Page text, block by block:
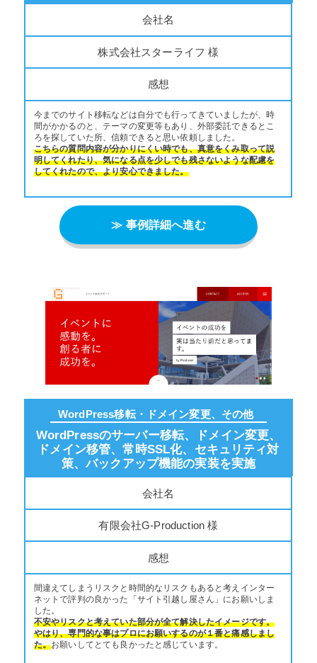
会社名
株式会社スターライフ 様
感想
今までのサイト移転などは自分でも行ってきていましたが、時
間がかかるのと、テーマの変更等もあり、外部委託できるとこ
ろを探していた所、信頼できると思い依頼しました。
こちらの質問内容が分かりにくい時でも、真意をくみ取って説
明してくれたり、気になる点を少しでも残さないような配慮を
してくれたので、より安心できました。
≫ 事例詳細へ進む
WordPress移転・ドメイン変更、その他
WordPressのサーバー移転、ドメイン変更、
ドメイン移管、常時SSL化、セキュリティ対
策、バックアップ機能の実装を実施
会社名
有限会社G-Production 様
感想
間違えてしまうリスクと時間的なリスクもあると考えインター
ネットで評判の良かった「サイト引越し屋さん」にお願いしま
した。
不安やリスクと考えていた部分が全て解決したイメージです。
やはり、専門的な事はプロにお願いするのが１番と痛感しまし
た。お願いしてとても良かったと感じています。